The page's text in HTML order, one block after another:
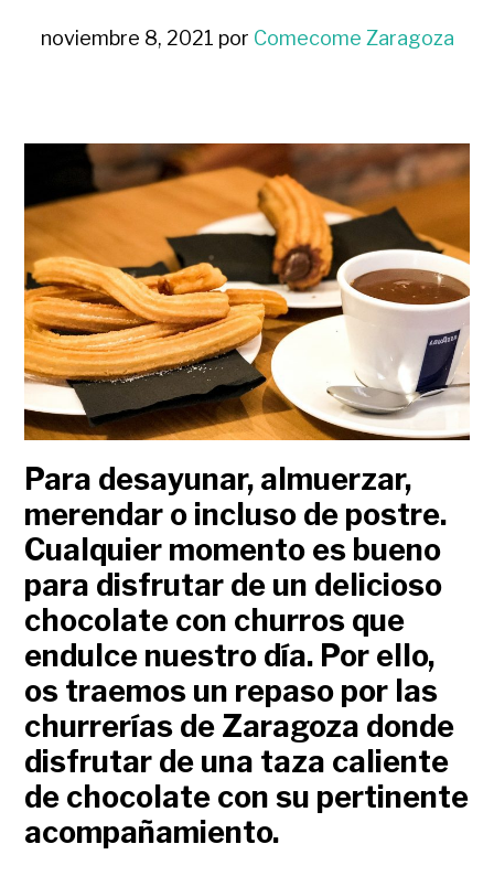
noviembre 8, 2021 por Comecome Zaragoza
Para desayunar, almuerzar,
merendar o incluso de postre.
Cualquier momento es bueno
para disfrutar de un delicioso
chocolate con churros que
endulce nuestro día. Por ello,
os traemos un repaso por las
churrerías de Zaragoza donde
disfrutar de una taza caliente
de chocolate con su pertinente
acompañamiento.